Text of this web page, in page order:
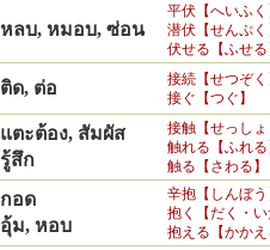
หลบ, หมอบ, ซ่อน
平伏【へいふ
潜伏【せんぷ
伏せる【ふせ
ติด, ต่อ
接続【せつぞ
接ぐ【つぐ】
แตะต้อง, สัมผัส
รู้สึก
接触【せっし
触れる【ふれ
触る【さわる】
กอด
อุ้ม, หอบ
辛抱【しんぼ
抱く【だく・
抱える【かか